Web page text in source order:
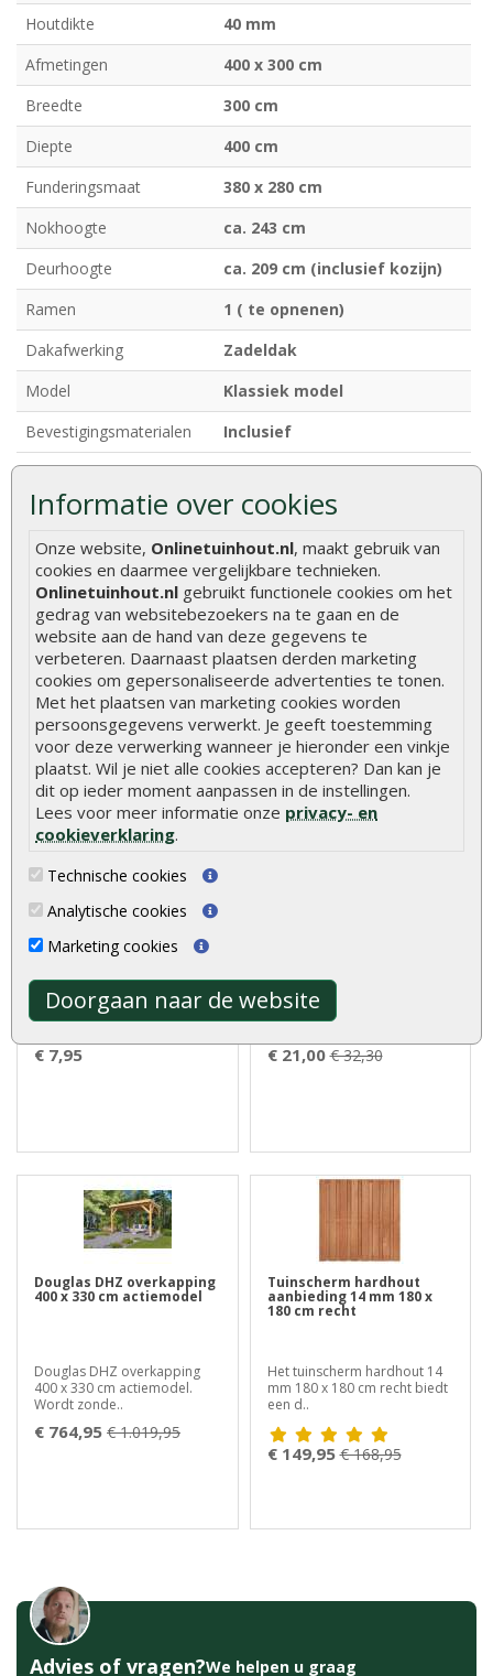
Informatie over cookies
Onze website, Onlinetuinhout.nl, maakt gebruik van
cookies en daarmee vergelijkbare technieken.
Onlinetuinhout.nl gebruikt functionele cookies om het
gedrag van websitebezoekers na te gaan en de
website aan de hand van deze gegevens te
verbeteren. Daarnaast plaatsen derden marketing
cookies om gepersonaliseerde advertenties te tonen.
Met het plaatsen van marketing cookies worden
persoonsgegevens verwerkt. Je geeft toestemming
voor deze verwerking wanneer je hieronder een vinkje
plaatst. Wil je niet alle cookies accepteren? Dan kan je
dit op ieder moment aanpassen in de instellingen.
Lees voor meer informatie onze privacy- en
cookieverklaring.
Technische cookies
Analytische cookies
Marketing cookies
Doorgaan naar de website
Houtdikte
40 mm
Afmetingen
400 x 300 cm
Breedte
300 cm
Diepte
400 cm
Funderingsmaat
380 x 280 cm
Nokhoogte
ca. 243 cm
Deurhoogte
ca. 209 cm (inclusief kozijn)
Ramen
1 ( te opnenen)
Dakafwerking
Zadeldak
Model
Klassiek model
Bevestigingsmaterialen
Inclusief
Hout is een natuurlijk product met unieke
natuurlijke variaties van hout.Meer informatie
Beoordelingen
Er zijn geen beoordelingen voor dit product.
Geef beoordeling
Klanten kochten ook
Rabatplank vuren
geïmpregneerd 1,9 x 14,5
cm
Rabatplank vuren
geïmpregneerd 1,9 x 14,5 cm,
zeer stevige r..
€ 7,95
Hardhouten
beschoeiingsplank Azobé 2 x
20 x 300 cm vindt u z..
€ 21,00 € 32,30
Douglas DHZ overkapping
400 x 330 cm actiemodel
Douglas DHZ overkapping
400 x 330 cm actiemodel.
Wordt zonde..
€ 764,95 € 1.019,95
Tuinscherm hardhout
aanbieding 14 mm 180 x
180 cm recht
Het tuinscherm hardhout 14
mm 180 x 180 cm recht biedt
een d..
€ 149,95 € 168,95
Advies of vragen?We helpen u graag